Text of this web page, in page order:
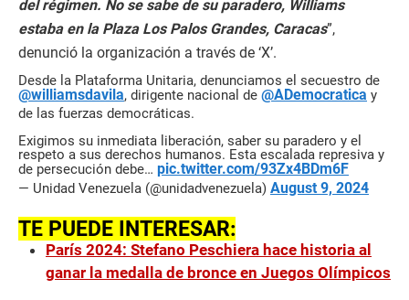
del régimen. No se sabe de su paradero, Williams
estaba en la Plaza Los Palos Grandes, Caracas”,
denunció la organización a través de ‘X’.
Desde la Plataforma Unitaria, denunciamos el secuestro de
@williamsdavila, dirigente nacional de @ADemocratica y
de las fuerzas democráticas.
Exigimos su inmediata liberación, saber su paradero y el
respeto a sus derechos humanos. Esta escalada represiva y
de persecución debe… pic.twitter.com/93Zx4BDm6F
— Unidad Venezuela (@unidadvenezuela) August 9, 2024
TE PUEDE INTERESAR:
París 2024: Stefano Peschiera hace historia al
ganar la medalla de bronce en Juegos Olímpicos